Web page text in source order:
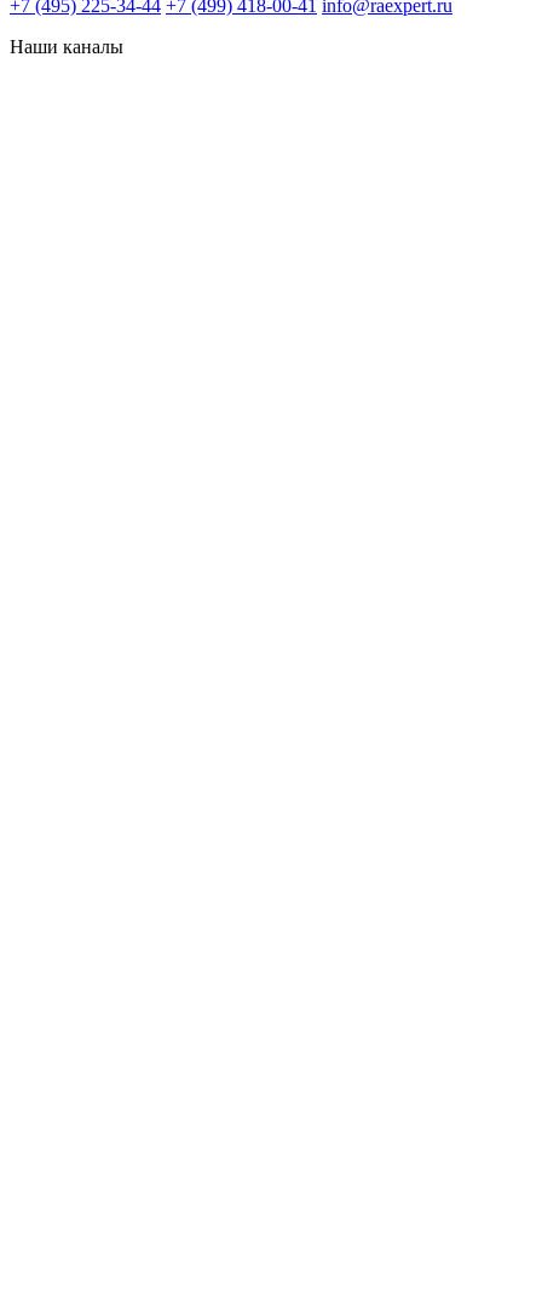
+7 (495) 225-34-44 +7 (499) 418-00-41 info@raexpert.ru
Наши каналы